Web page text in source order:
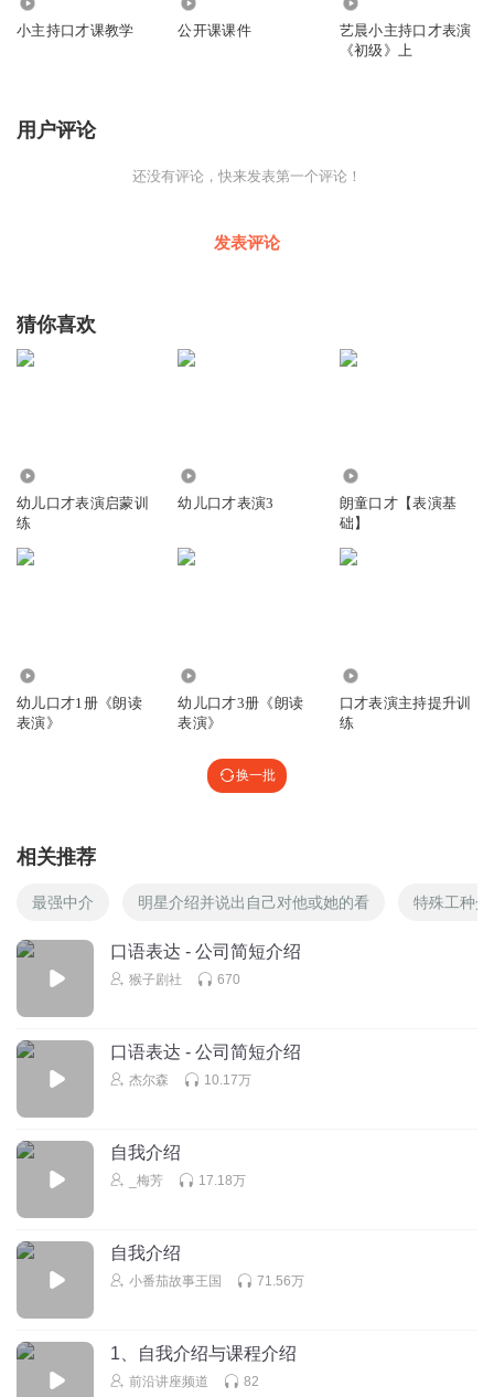
小主持口才课教学 公开课课件
艺晨小主持口才表演
《初级》上
用户评论
还没有评论，快来发表第一个评论！
发表评论
猜你喜欢
幼儿口才表演启蒙训
练
幼儿口才表演3
朗童口才【表演基
础】
幼儿口才1册《朗读
表演》
幼儿口才3册《朗读
表演》
口才表演主持提升训
练
换一批
相关推荐
最强中介 明星介绍并说出自己对他或她的看 特殊工种介
口语表达 - 公司简短介绍
猴子剧社 670
口语表达 - 公司简短介绍
杰尔森 10.17万
自我介绍
_梅芳 17.18万
自我介绍
小番茄故事王国 71.56万
1、自我介绍与课程介绍
前沿讲座频道 82